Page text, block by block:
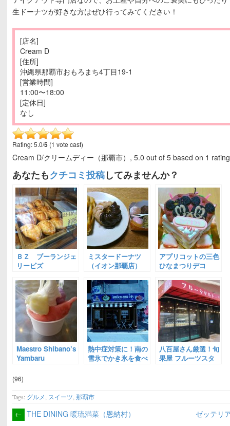
生ドーナツが好きな方はぜひ行ってみてください！
[店名]
Cream D
[住所]
沖縄県那覇市おもろまち4丁目19-1
[営業時間]
11:00〜18:00
[定休日]
なし
Rating: 5.0/5 (1 vote cast)
Cream D/クリームディー（那覇市） ,5.0 out of5 based on 1 rating
あなたもクチコミ投稿してみませんか？
ＢＺ ブーランジェ
リービズ
ミスタードーナツ
（イオン那覇店）
アプリコットの三色
ひなまつりデコ
Maestro Shibano’s
Yambaru
熱中症対策に！南の
雪氷でかき氷を食べ
八百屋さん厳選！旬
果屋 フルーツスタ
(96)
Tags: グルメ スイーツ ,那覇市
← THE DINING 暖琉満菜（恩納村） ゼッテリ